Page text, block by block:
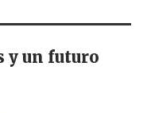
y un futuro